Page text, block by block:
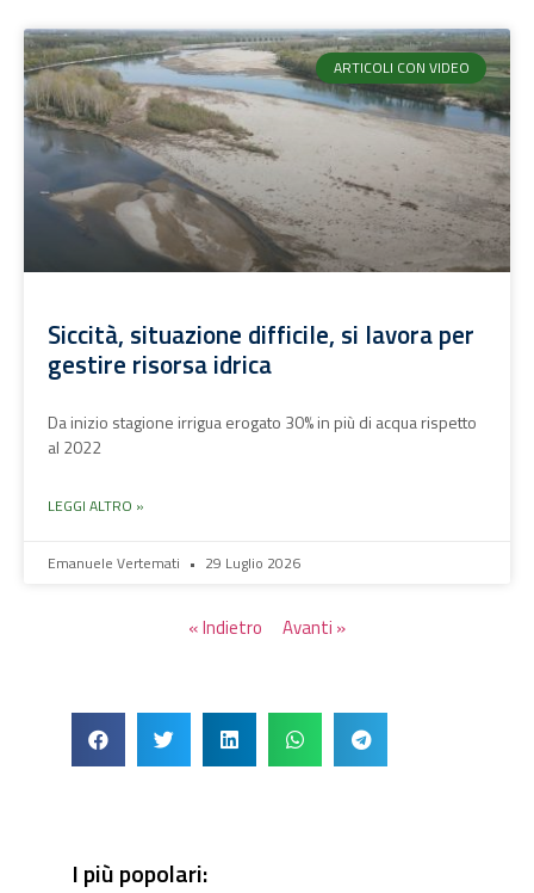
ARTICOLI CON VIDEO
Siccità, situazione difficile, si lavora per
gestire risorsa idrica
Da inizio stagione irrigua erogato 30% in più di acqua rispetto
al 2022
LEGGI ALTRO »
Emanuele Vertemati 29 Luglio 2026
« Indietro Avanti »
I più popolari: